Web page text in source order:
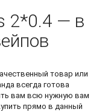
2*0.4 — в
товар или
всегда готова
вам всю нужную вам
прямо в данный